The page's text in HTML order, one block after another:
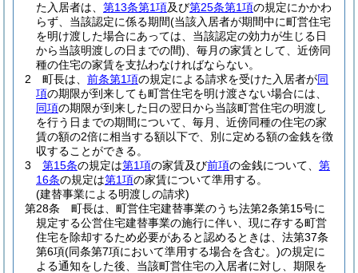
た入居者は、 第13条第1項及び第25条第1項の規定にかかわ
らず、当該認定に係る期間(当該入居者が期間中に町営住宅
を明け渡した場合にあっては、当該認定の効力が生じる日
から当該明渡しの日までの間) 、毎月の家賃として、近傍同
種の住宅の家賃を支払わなければならない。
2
町長は、 前条第1項の規定による請求を受けた入居者が同
項の期限が到来しても町営住宅を明け渡さない場合には、
同項の期限が到来した日の翌日から当該町営住宅の明渡し
を行う日までの期間について、毎月、近傍同種の住宅の家
賃の額の2倍に相当する額以下で、別に定める額の金銭を徴
収することができる。
3
第15条の規定は第1項の家賃及び前項の金銭について、 第
16条の規定は第1項の家賃について準用する。
(建替事業による明渡しの請求)
第28条
町長は、町営住宅建替事業のうち法第2条第15号に
規定する公営住宅建替事業の施行に伴い、現に存する町営
住宅を除却するため必要があると認めるときは、法第37条
第6項(同条第7項において準用する場合を含む。)の規定に
よる通知をした後、当該町営住宅の入居者に対し、期限を